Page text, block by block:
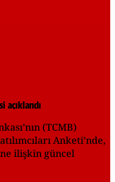
açıklandı
(TCMB)
Anketi’nde,
ilişkin güncel